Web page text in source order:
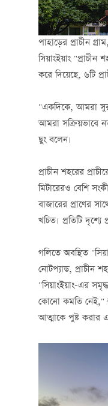
পাহাড়ের প্রাচীন
সিয়াংইয়াং
করে দিয়েছে, ৬টি
"একদিকে, আমরা
আমরা সক্রিয়ভাবে
ছুং বলেন।
প্রাচীন শহরের
মিটারেরও বেশি
বাজারের প্রাণের
খচিত। প্রতিটি
গলিতে অবস্থিত
নোটপ্যাড, প্রাচীন
"সিয়াংইয়াং-এর
কোনো কমতি নেই,"
আত্মাকে পুষ্ট করার